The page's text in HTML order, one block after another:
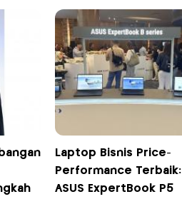
Laptop Bisnis Price-
Performance Terbaik:
ASUS ExpertBook P5